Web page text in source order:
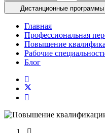
Дистанционные программы
Главная
Профессиональная
Повышение
Рабочие
Блог